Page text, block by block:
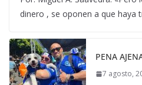
dinero , se oponen a que haya
PENA
7 agosto,